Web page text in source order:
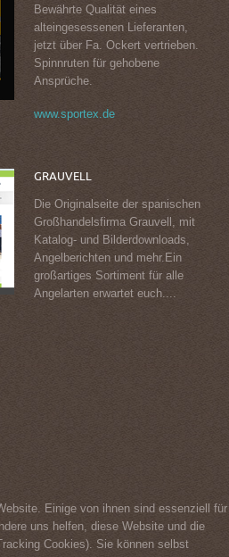
Bewährte Qualität eines
alteingesessenen Lieferanten,
jetzt über Fa. Ockert vertrieben.
Spinnruten für gehobene
Ansprüche.
www.sportex.de
GRAUVELL
Die Originalseite der spanischen
Großhandelsfirma Grauvell, mit
Katalog- und Bilderdownloads,
Angelberichten und mehr.Ein
großartiges Sortiment für alle
Angelarten erwartet euch....
Einige von ihnen sind essenziell für
uns helfen, diese Website und die
Cookies). Sie können selbst